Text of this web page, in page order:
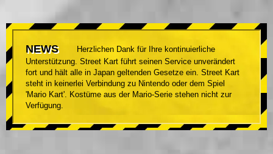
NEWS
Herzlichen Dank für Ihre kontinuierliche
Unterstützung. Street Kart führt seinen Service unverändert
fort und hält alle in Japan geltenden Gesetze ein. Street Kart
steht in keinerlei Verbindung zu Nintendo oder dem Spiel
'Mario Kart'. Kostüme aus der Mario-Serie stehen nicht zur
Verfügung.